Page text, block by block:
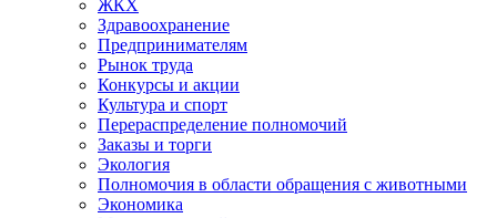
ЖКХ
Здравоохранение
Предпринимателям
Рынок труда
Конкурсы и акции
Культура и спорт
Перераспределение полномочий
Заказы и торги
Экология
Полномочия в области обращения с животными
Экономика